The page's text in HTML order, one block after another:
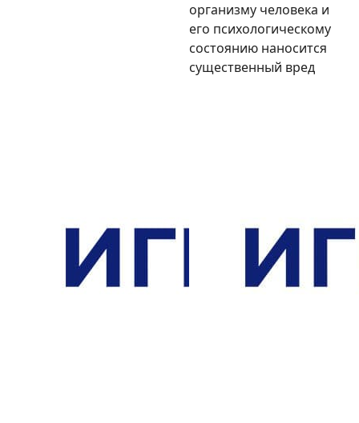
организму человека и
его психологическому
состоянию наносится
существенный вред